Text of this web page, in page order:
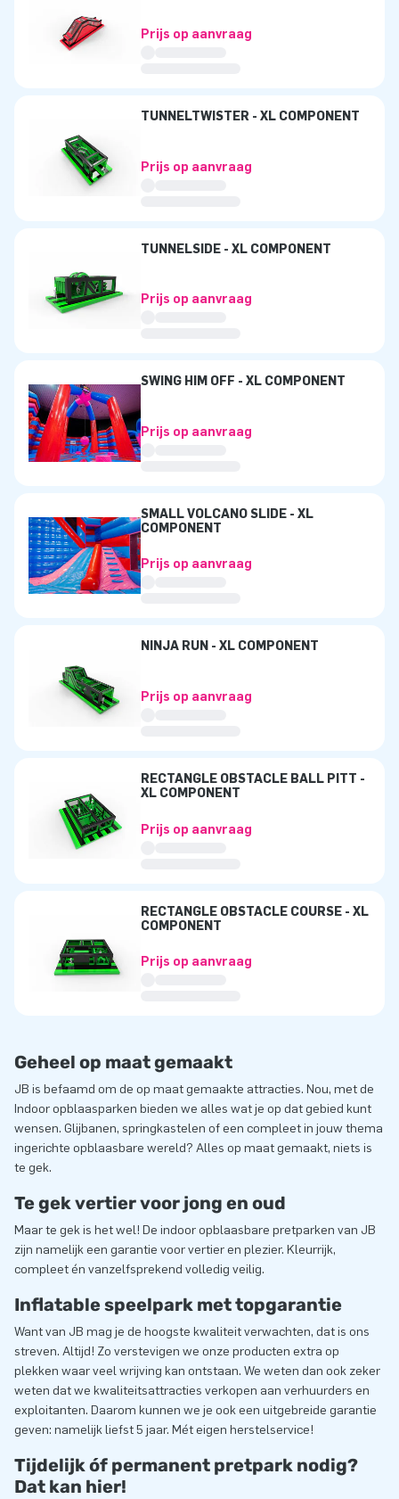
Prijs op aanvraag
TUNNELTWISTER - XL COMPONENT
Prijs op aanvraag
TUNNELSIDE - XL COMPONENT
Prijs op aanvraag
SWING HIM OFF - XL COMPONENT
Prijs op aanvraag
SMALL VOLCANO SLIDE - XL
COMPONENT
Prijs op aanvraag
NINJA RUN - XL COMPONENT
Prijs op aanvraag
RECTANGLE OBSTACLE BALL PITT -
XL COMPONENT
Prijs op aanvraag
RECTANGLE OBSTACLE COURSE - XL
COMPONENT
Prijs op aanvraag
Geheel op maat gemaakt
JB is befaamd om de op maat gemaakte attracties. Nou, met de
Indoor opblaasparken bieden we alles wat je op dat gebied kunt
wensen. Glijbanen, springkastelen of een compleet in jouw thema
ingerichte opblaasbare wereld? Alles op maat gemaakt, niets is
te gek.
Te gek vertier voor jong en oud
Maar te gek is het wel! De indoor opblaasbare pretparken van JB
zijn namelijk een garantie voor vertier en plezier. Kleurrijk,
compleet én vanzelfsprekend volledig veilig.
Inflatable speelpark met topgarantie
Want van JB mag je de hoogste kwaliteit verwachten, dat is ons
streven. Altijd! Zo verstevigen we onze producten extra op
plekken waar veel wrijving kan ontstaan. We weten dan ook zeker
weten dat we kwaliteitsattracties verkopen aan verhuurders en
exploitanten. Daarom kunnen we je ook een uitgebreide garantie
geven: namelijk liefst 5 jaar. Mét eigen herstelservice!
Tijdelijk óf permanent pretpark nodig?
Dat kan hier!